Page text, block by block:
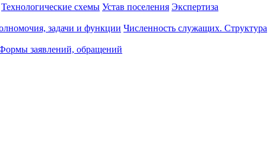
Технологические схемы Устав поселения Экспертиза
задачи и функции Численность служащих. Структура
заявлений, обращений